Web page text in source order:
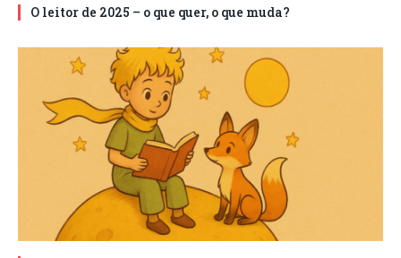
O leitor de 2025 – o que quer, o que muda?